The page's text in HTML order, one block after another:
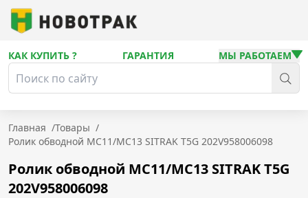
КАК КУПИТЬ ? ГАРАНТИЯ МЫ РАБОТАЕМ
Главная /Товары /
Ролик обводной MC11/MC13 SITRAK T5G 202V958006098
Ролик обводной MC11/MC13 SITRAK T5G
202V958006098